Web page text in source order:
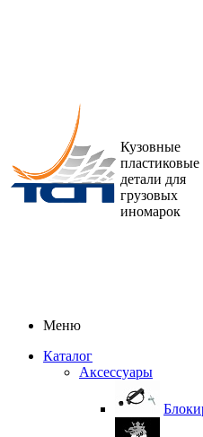
Кузовные
пластиковые
детали для
грузовых
иномарок
Меню
Каталог
Аксессуары